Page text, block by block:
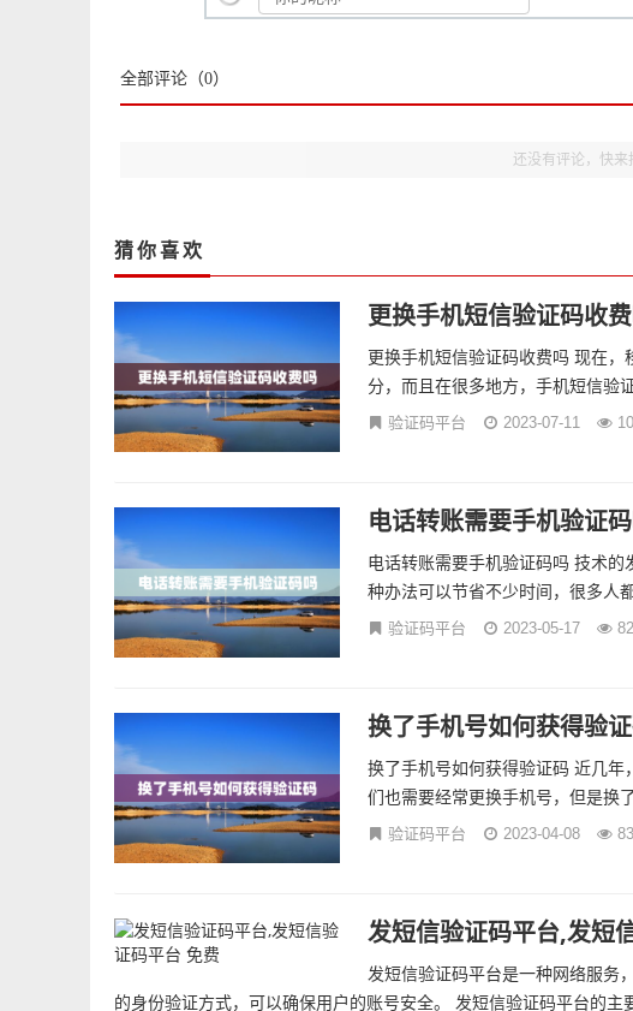
全部评论（0）
还没有评论，快来
猜你喜欢
更换手机短信验证码收
更换手机短信验证码收费吗 现在
分，而且在很多地方，手机短信验
验证码平台 2023-07-11
电话转账需要手机验证
电话转账需要手机验证码吗 技术
种办法可以节省不少时间，很多人
验证码平台 2023-05-17 82
换了手机号如何获得验
换了手机号如何获得验证码 近几
们也需要经常更换手机号，但是换
验证码平台 2023-04-08 83
发短信验证码平台,发短
发短信验证码平台是一种网络服务
的身份验证方式，可以确保用户的账号安全。 发短信验证码平台的主